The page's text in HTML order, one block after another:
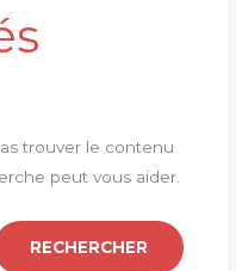
trouver le contenu
peut vous aider.